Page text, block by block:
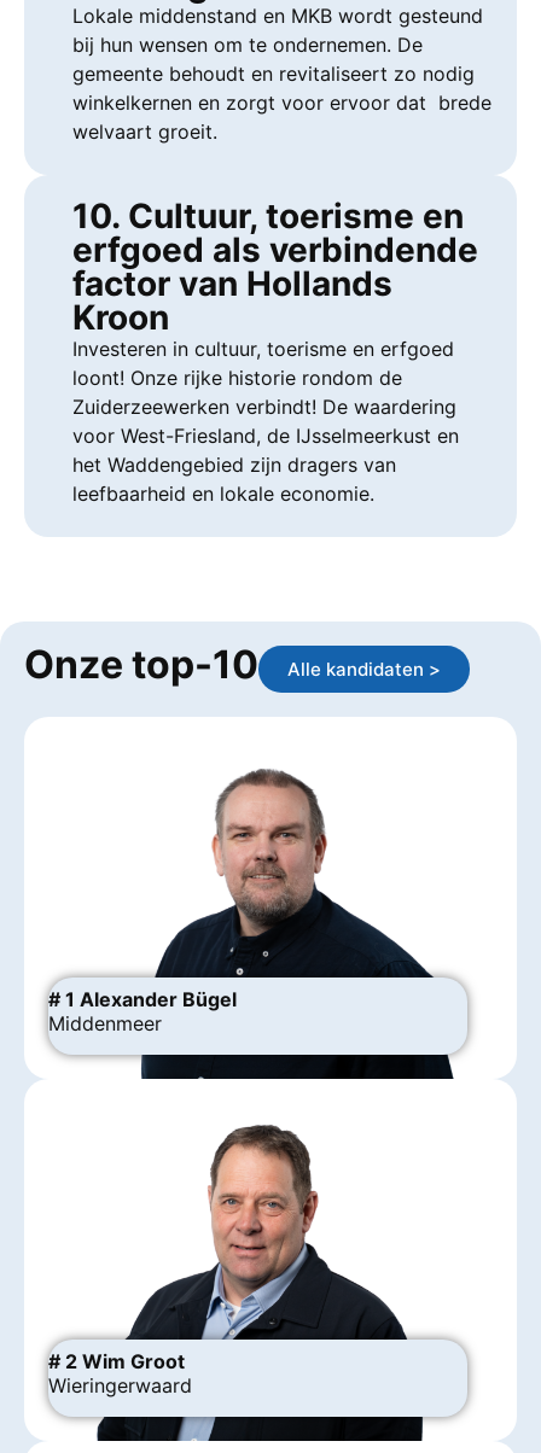
Lokale middenstand en MKB wordt gesteund
bij hun wensen om te ondernemen. De
gemeente behoudt en revitaliseert zo nodig
winkelkernen en zorgt voor ervoor dat brede
welvaart groeit.
10. Cultuur, toerisme en
erfgoed als verbindende
factor van Hollands
Kroon
Investeren in cultuur, toerisme en erfgoed
loont! Onze rijke historie rondom de
Zuiderzeewerken verbindt! De waardering
voor West-Friesland, de IJsselmeerkust en
het Waddengebied zijn dragers van
leefbaarheid en lokale economie.
Onze top-10 Alle kandidaten >
# 1 Alexander Bügel
Middenmeer
# 2 Wim Groot
Wieringerwaard